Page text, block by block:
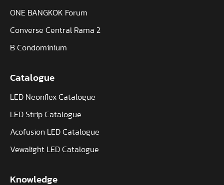
ONE BANGKOK Forum
Converse Central Rama 2
B Condominium
Catalogue
LED Neonflex Catalogue
LED Strip Catalogue
Acofusion LED Catalogue
Vewalight LED Catalogue
Knowledge